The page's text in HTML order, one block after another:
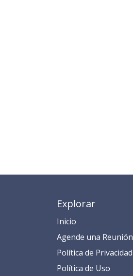
Explorar
Inicio
​​​​​​​​​​​​​​​​​​​​​​​​​​​​A​gend​e ​u​na​ Reunión​
​​​​​​P​o​l​ítica de Privacidad
​​​​​​​​​​​P​o​l​í​t​ic​a​ d​e ​U​so​